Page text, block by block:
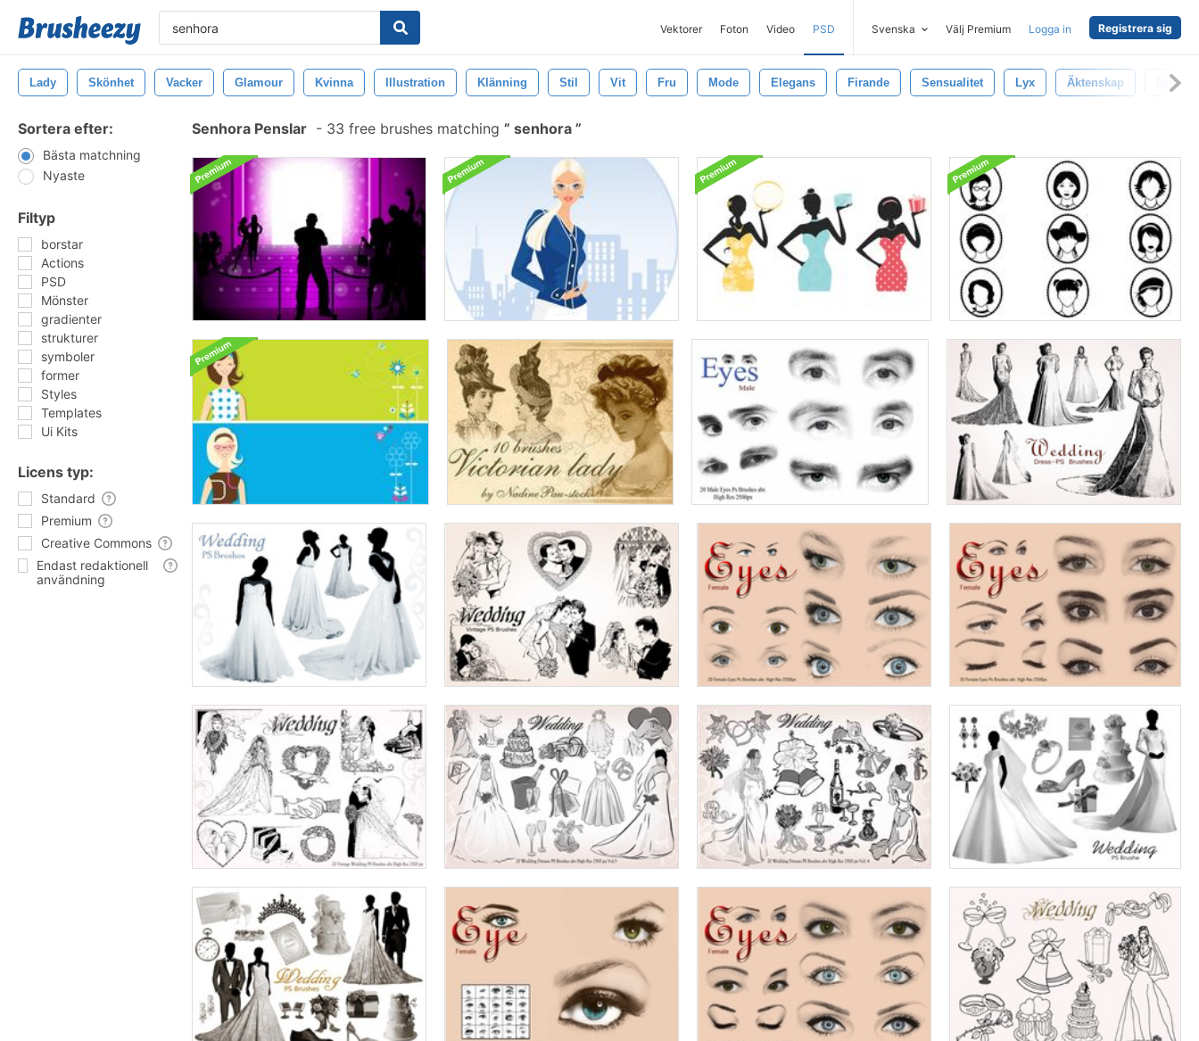
Vektorer Foton Video PSD Svenska Välj Premium Logga in Registrera sig
Lady Skönhet Vacker Glamour Kvinna Illustration Klänning Stil Vit Fru Mode Elegans Firande Sensualitet Lyx Äktenskap Brud
Sortera efter:
Bästa matchning
Nyaste
Filtyp
borstar
Actions
PSD
Mönster
gradienter
strukturer
symboler
former
Styles
Templates
Ui Kits
Licens typ:
Standard
Premium
Creative Commons
Endast redaktionell
användning
Senhora Penslar - 33 free brushes matching senhora